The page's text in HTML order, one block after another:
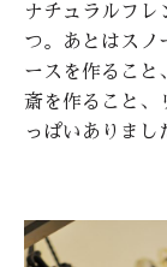
ナチュラルフレ
つ。あとはスノ
ースを作ること
斎を作ること、
っぱいありまし